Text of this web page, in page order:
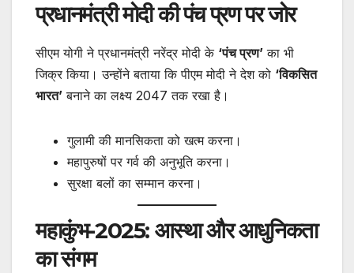
प्रधानमंत्री मोदी की पंच प्रण पर जोर
सीएम योगी ने प्रधानमंत्री नरेंद्र मोदी के ‘पंच प्रण’ का भी
जिक्र किया। उन्होंने बताया कि पीएम मोदी ने देश को ‘विकसित
भारत’ बनाने का लक्ष्य 2047 तक रखा है।
गुलामी की मानसिकता को खत्म करना।
महापुरुषों पर गर्व की अनुभूति करना।
सुरक्षा बलों का सम्मान करना।
महाकुंभ-2025: आस्था और आधुनिकता
का संगम